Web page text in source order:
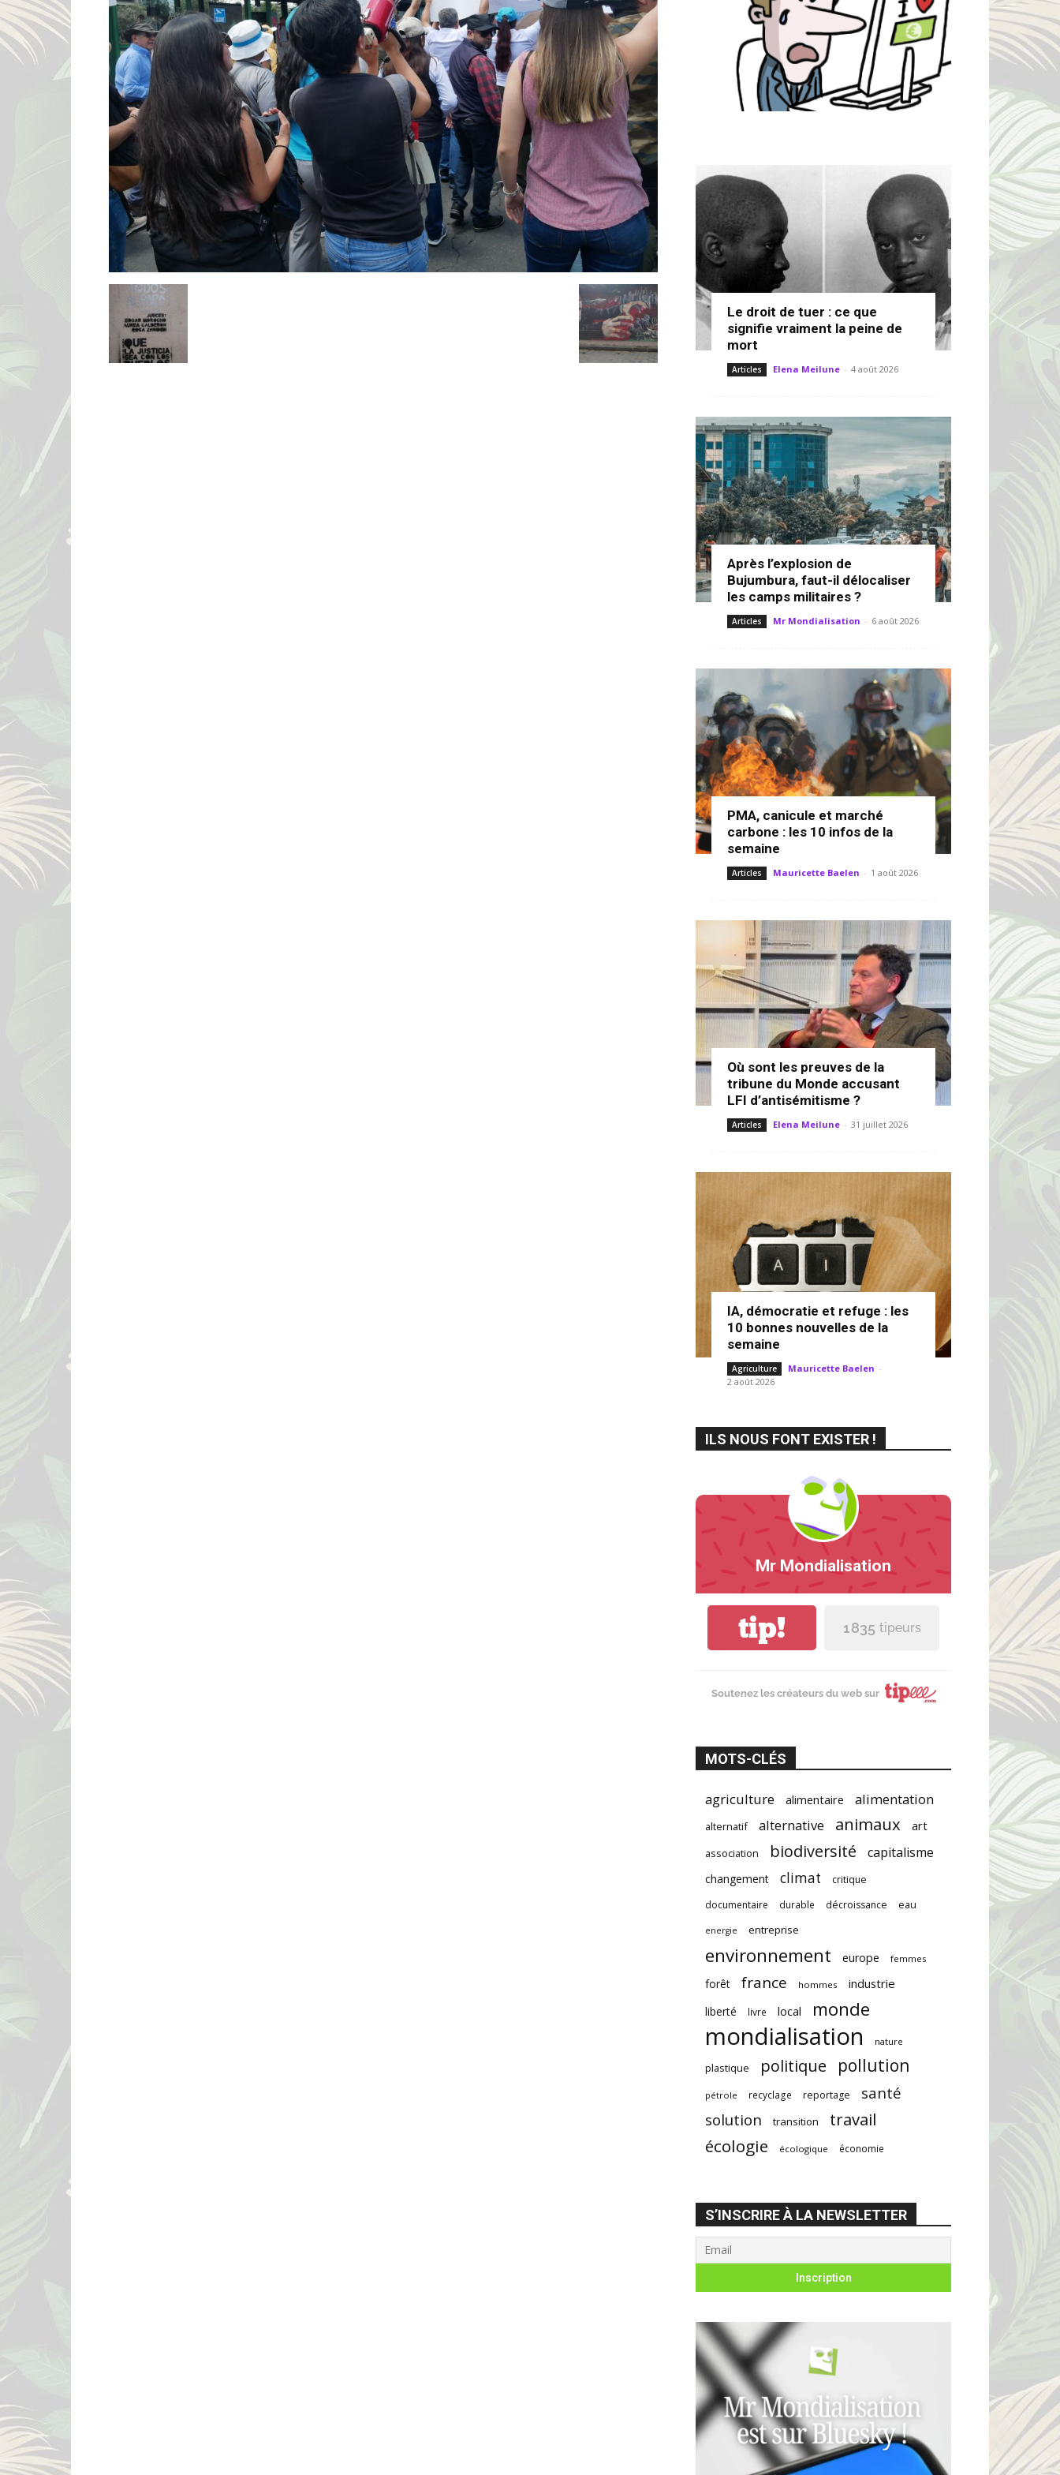
Le droit de tuer : ce que
signifie vraiment la peine de
mort
Articles Elena Meilune - 4 août 2026
Après l’explosion de
Bujumbura, faut-il délocaliser
les camps militaires ?
Articles Mr Mondialisation - 6 août 2026
PMA, canicule et marché
carbone : les 10 infos de la
semaine
Articles Mauricette Baelen - 1 août 2026
Où sont les preuves de la
tribune du Monde accusant
LFI d’antisémitisme ?
Articles Elena Meilune - 31 juillet 2026
IA, démocratie et refuge : les
10 bonnes nouvelles de la
semaine
Agriculture Mauricette Baelen -
2 août 2026
ILS NOUS FONT EXISTER !
Mr Mondialisation
tip! 1 835 tipeurs
Soutenez les créateurs du web sur
MOTS-CLÉS
agriculture alimentaire alimentation
alternatif alternative animaux art
association biodiversité capitalisme
changement climat
critique
documentaire
durable décroissance eau
energie entreprise
environnement europe femmes
forêt france hommes industrie
liberté livre local monde
mondialisation nature
plastique politique pollution
pétrole recyclage reportage
santé
solution
transition
travail
écologie
écologique économie
S’INSCRIRE À LA NEWSLETTER